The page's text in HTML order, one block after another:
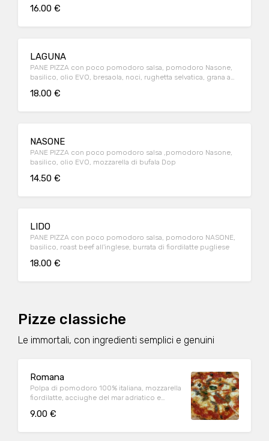
16.00 €
LAGUNA
PANE PIZZA con poco pomodoro salsa, pomodoro Nasone,
basilico, olio EVO, bresaola, noci, rughetta selvatica, grana a
18.00 €
NASONE
PANE PIZZA con poco pomodoro salsa ,pomodoro Nasone,
basilico, olio EVO, mozzarella di bufala Dop
14.50 €
LIDO
PANE PIZZA con poco pomodoro salsa, pomodoro NASONE,
basilico, roast beef all'inglese, burrata di fiordilatte pugliese
18.00 €
Pizze classiche
Le immortali, con ingredienti semplici e genuini
Romana
Polpa di pomodoro 100% italiana, mozzarella
fiordilatte, acciughe del mar adriatico e
9.00 €